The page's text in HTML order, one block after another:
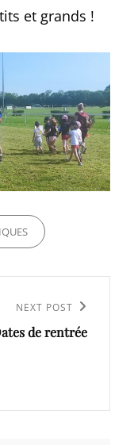
et grands !
NEXT POST
de rentrée